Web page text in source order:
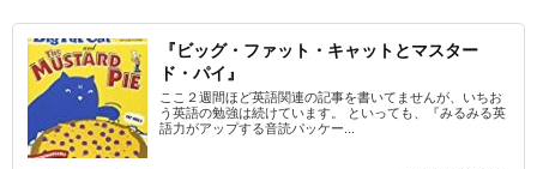
『ビッグ・ファット・キャットとマスター
ド・パイ』
ここ２週間ほど英語関連の記事を書いてませんが、いちお
う英語の勉強は続けています。 といっても、『みるみる英
語力がアップする音読パッケー...